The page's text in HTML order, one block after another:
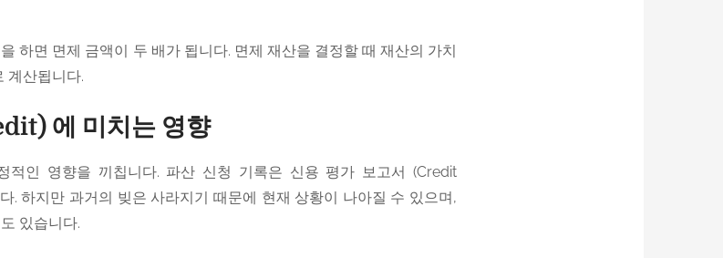
하면 면제 금액이 두 배가 됩니다. 면제 재산을 결정할 때 재산의 가치
계산됩니다.
에 미치는 영향
적인 영향을 끼칩니다. 파산 신청 기록은 신용 평가 보고서 (Credit
. 하지만 과거의 빚은 사라지기 때문에 현재 상황이 나아질 수 있으며,
있습니다.